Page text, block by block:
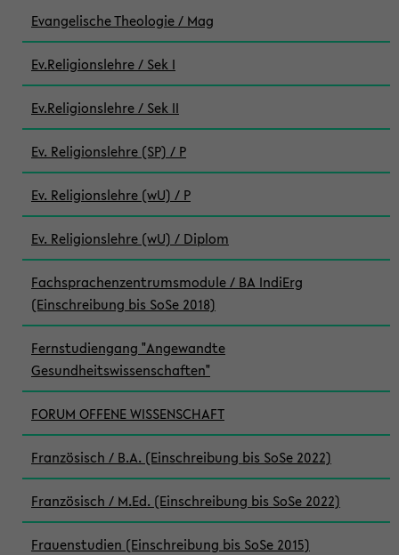
Evangelische Theologie / Mag
Ev.Religionslehre / Sek I
Ev.Religionslehre / Sek II
Ev. Religionslehre (SP) / P
Ev. Religionslehre (wU) / P
Ev. Religionslehre (wU) / Diplom
Fachsprachenzentrumsmodule / BA IndiErg
(Einschreibung bis SoSe 2018)
Fernstudiengang "Angewandte
Gesundheitswissenschaften"
FORUM OFFENE WISSENSCHAFT
Französisch / B.A. (Einschreibung bis SoSe 2022)
Französisch / M.Ed. (Einschreibung bis SoSe 2022)
Frauenstudien (Einschreibung bis SoSe 2015)